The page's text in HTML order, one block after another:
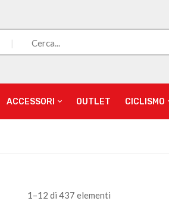
ACCESSORI OUTLET CICLISMO
1–12 di 437 elementi